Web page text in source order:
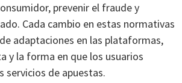
prevenir el fraude y
Cada cambio en estas normativas
adaptaciones en las plataformas,
y la forma en que los usuarios
servicios de apuestas.